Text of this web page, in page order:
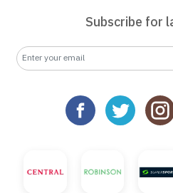
Subscribe for